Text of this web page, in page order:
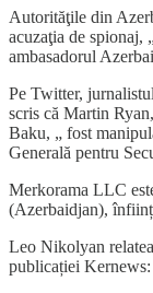
Autorităţile din
acuzaţia de spionaj,
ambasadorul
Pe Twitter,
scris că Martin
Baku, „ fost
Generală pentru
Merkorama LLC
(Azerbaidjan),
Leo Nikolyan
publicației Kernews: